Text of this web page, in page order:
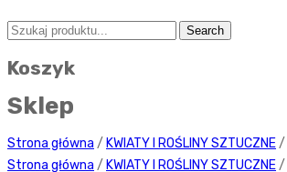
Koszyk
Sklep
Strona główna / KWIATY I ROŚLINY SZTUCZNE/
Strona główna / KWIATY I ROŚLINY SZTUCZNE/